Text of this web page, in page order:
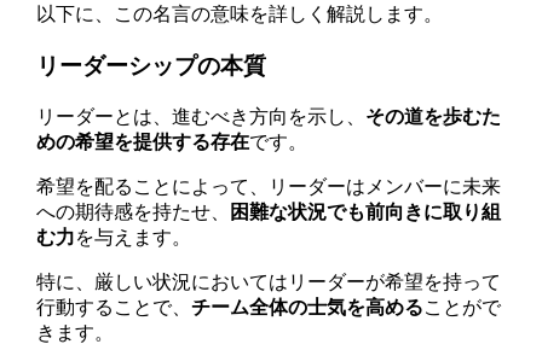
以下に、この名言の意味を詳しく解説します。
リーダーシップの本質
リーダーとは、進むべき方向を示し、 その道を歩むた
めの希望を提供する存在です。
希望を配ることによって、リーダーはメンバーに未来
への期待感を持たせ、
困難な状況でも前向きに取り組
む力を与えます。
特に、厳しい状況においてはリーダーが希望を持って
行動することで、チーム全体の士気を高めることがで
きます。